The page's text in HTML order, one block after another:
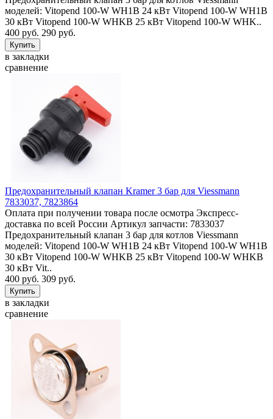
моделей: Vitopend 100-W WH1B 24 кВт Vitopend 100-W WH1B
30 кВт Vitopend 100-W WHKB 25 кВт Vitopend 100-W WHK..
400 руб. 290 руб.
в закладки
сравнение
Предохранительный клапан Kramer 3 бар для Viessmann
7833037, 7823864
Оплата при получении товара после осмотра Экспресс-
доставка по всей России Артикул запчасти: 7833037
Предохранительный клапан 3 бар для котлов Viessmann
моделей: Vitopend 100-W WH1B 24 кВт Vitopend 100-W WH1B
30 кВт Vitopend 100-W WHKB 25 кВт Vitopend 100-W WHKB
30 кВт Vit..
400 руб. 309 руб.
в закладки
сравнение